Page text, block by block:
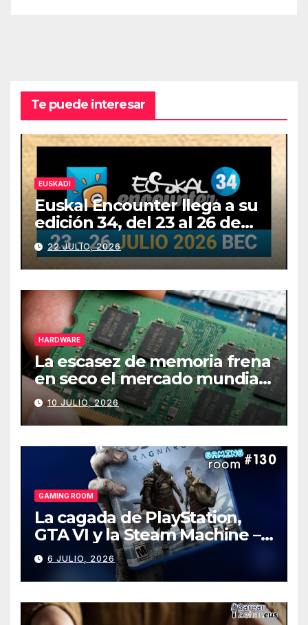
Te puede interesar
EUSKADI
Euskal Encounter llega a su
edición 34, del 23 al 26 de
julio
22 JULIO, 2026
HARDWARE
La escasez de memoria frena
en seco el mercado mundial
de PCs
10 JULIO, 2026
GAMING ROOM
La cagada de PlayStation,
GTA VI y la Steam Machine –
Gaming Room #130
6 JULIO, 2026